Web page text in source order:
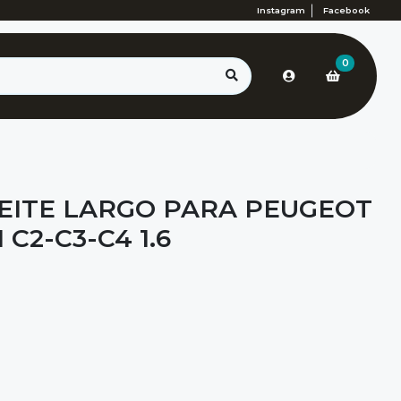
Instagram Facebook
0
LARGO PARA PEUGEOT
C3-C4 1.6